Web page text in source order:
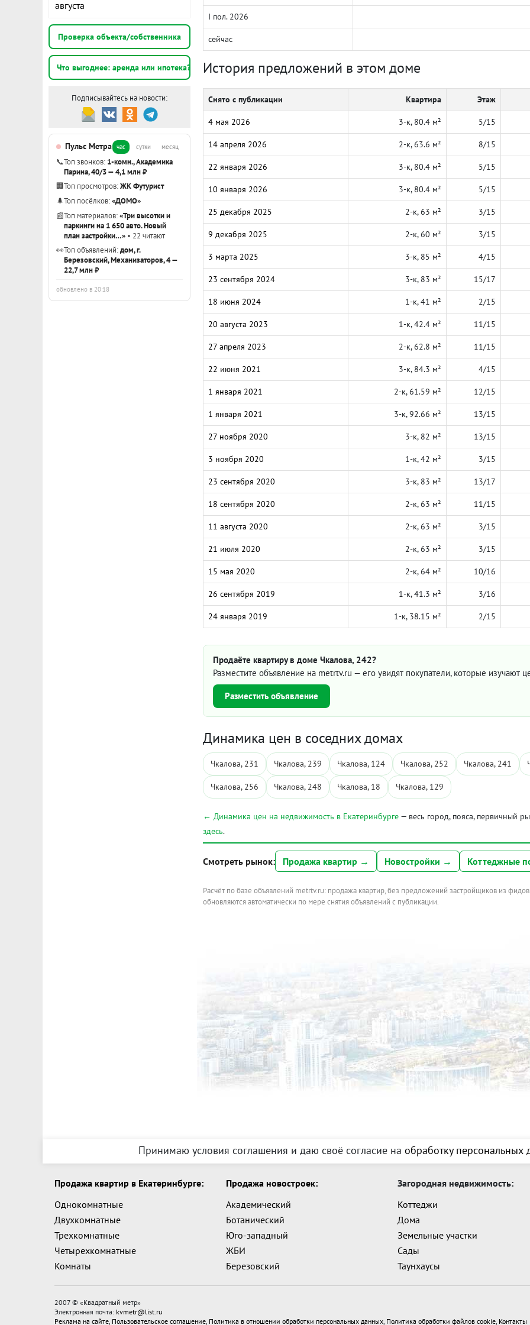
августа
Проверка объекта/собственника
Что выгоднее: аренда или ипотека?
Подписывайтесь на новости:
Пульс Метра час сутки месяц
📞Топ звонков: 1-комн., Академика
Парина, 40/3 — 4,1 млн ₽
🏢Топ просмотров:ЖК Футурист
🌲Топ посёлков:«ДОМО»
📰Топ материалов:«Три высотки и
паркинги на 1 650 авто. Новый
план застройки…» • 22 читают
👀Топ объявлений:дом, г.
Березовский, Механизаторов, 4 —
22,7 млн ₽
обновлено в 20:18
I пол. 2026
сейчас
История предложений в этом доме
Снято с публикации Квартира Этаж
4 мая 2026 3-к, 80.4 м² 5/15
14 апреля 2026 2-к, 63.6 м² 8/15
22 января 2026 3-к, 80.4 м² 5/15
10 января 2026 3-к, 80.4 м² 5/15
25 декабря 2025 2-к, 63 м² 3/15
9 декабря 2025 2-к, 60 м² 3/15
3 марта 2025 3-к, 85 м² 4/15
23 сентября 2024 3-к, 83 м² 15/17
18 июня 2024 1-к, 41 м² 2/15
20 августа 2023 1-к, 42.4 м² 11/15
27 апреля 2023 2-к, 62.8 м² 11/15
22 июня 2021 3-к, 84.3 м² 4/15
1 января 2021 2-к, 61.59 м² 12/15
1 января 2021 3-к, 92.66 м² 13/15
27 ноября 2020 3-к, 82 м² 13/15
3 ноября 2020 1-к, 42 м² 3/15
23 сентября 2020 3-к, 83 м² 13/17
18 сентября 2020 2-к, 63 м² 11/15
11 августа 2020 2-к, 63 м² 3/15
21 июля 2020 2-к, 63 м² 3/15
15 мая 2020 2-к, 64 м² 10/16
26 сентября 2019 1-к, 41.3 м² 3/16
24 января 2019 1-к, 38.15 м² 2/15
Продаёте квартиру в доме Чкалова, 242?
Разместите объявление на metrtv.ru — его увидят покупатели, которые изучают
Разместить объявление
Динамика цен в соседних домах
Чкалова, 231 Чкалова, 239 Чкалова, 124 Чкалова, 252 Чкалова, 241
Чкалова, 256 Чкалова, 248 Чкалова, 18 Чкалова, 129
← Динамика цен на недвижимость в Екатеринбурге — весь город, пояса, первичный
здесь.
Смотреть рынок: Продажа квартир → Новостройки → Коттеджные
Расчёт по базе объявлений metrtv.ru: продажа квартир, без предложений застройщиков из
обновляются автоматически по мере снятия объявлений с публикации.
Принимаю условия соглашения и даю своё согласие на обработку
Продажа квартир в Екатеринбурге:
Однокомнатные
Двухкомнатные
Трехкомнатные
Четырехкомнатные
Комнаты
Продажа новостроек:
Академический
Ботанический
Юго-западный
ЖБИ
Березовский
Загородная недвижимость:
Коттеджи
Дома
Земельные участки
Сады
Таунхаусы
2007 © «Квадратный метр»
Электронная почта: kvmetr@list.ru
Реклама на сайте, Пользовательское соглашение, Политика в отношении обработки персональных данных, Политика обработки файлов cookie, Контакты